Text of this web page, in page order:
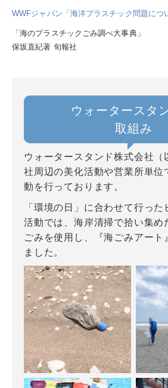
WWFジャパン「海洋プラスチック問題につ
「海のプラスチックごみ調べ大事典」
保坂直紀著 旬報社
ウォータースタ
取組み
ウォータースタンド株式会社（
社周辺の美化活動や営業所単位
動を行っております。
「環境の日」に合わせて行っ
活動では、海岸清掃で拾い集め
ごみを使用し、『海ごみアート
ました。